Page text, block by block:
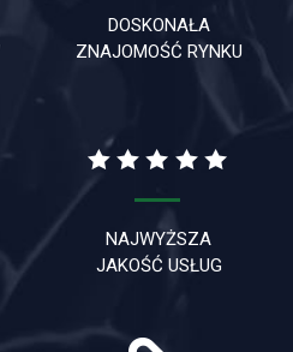
DOSKONAŁA
ZNAJOMOŚĆ RYNKU
NAJWYŻSZA
JAKOŚĆ USŁUG